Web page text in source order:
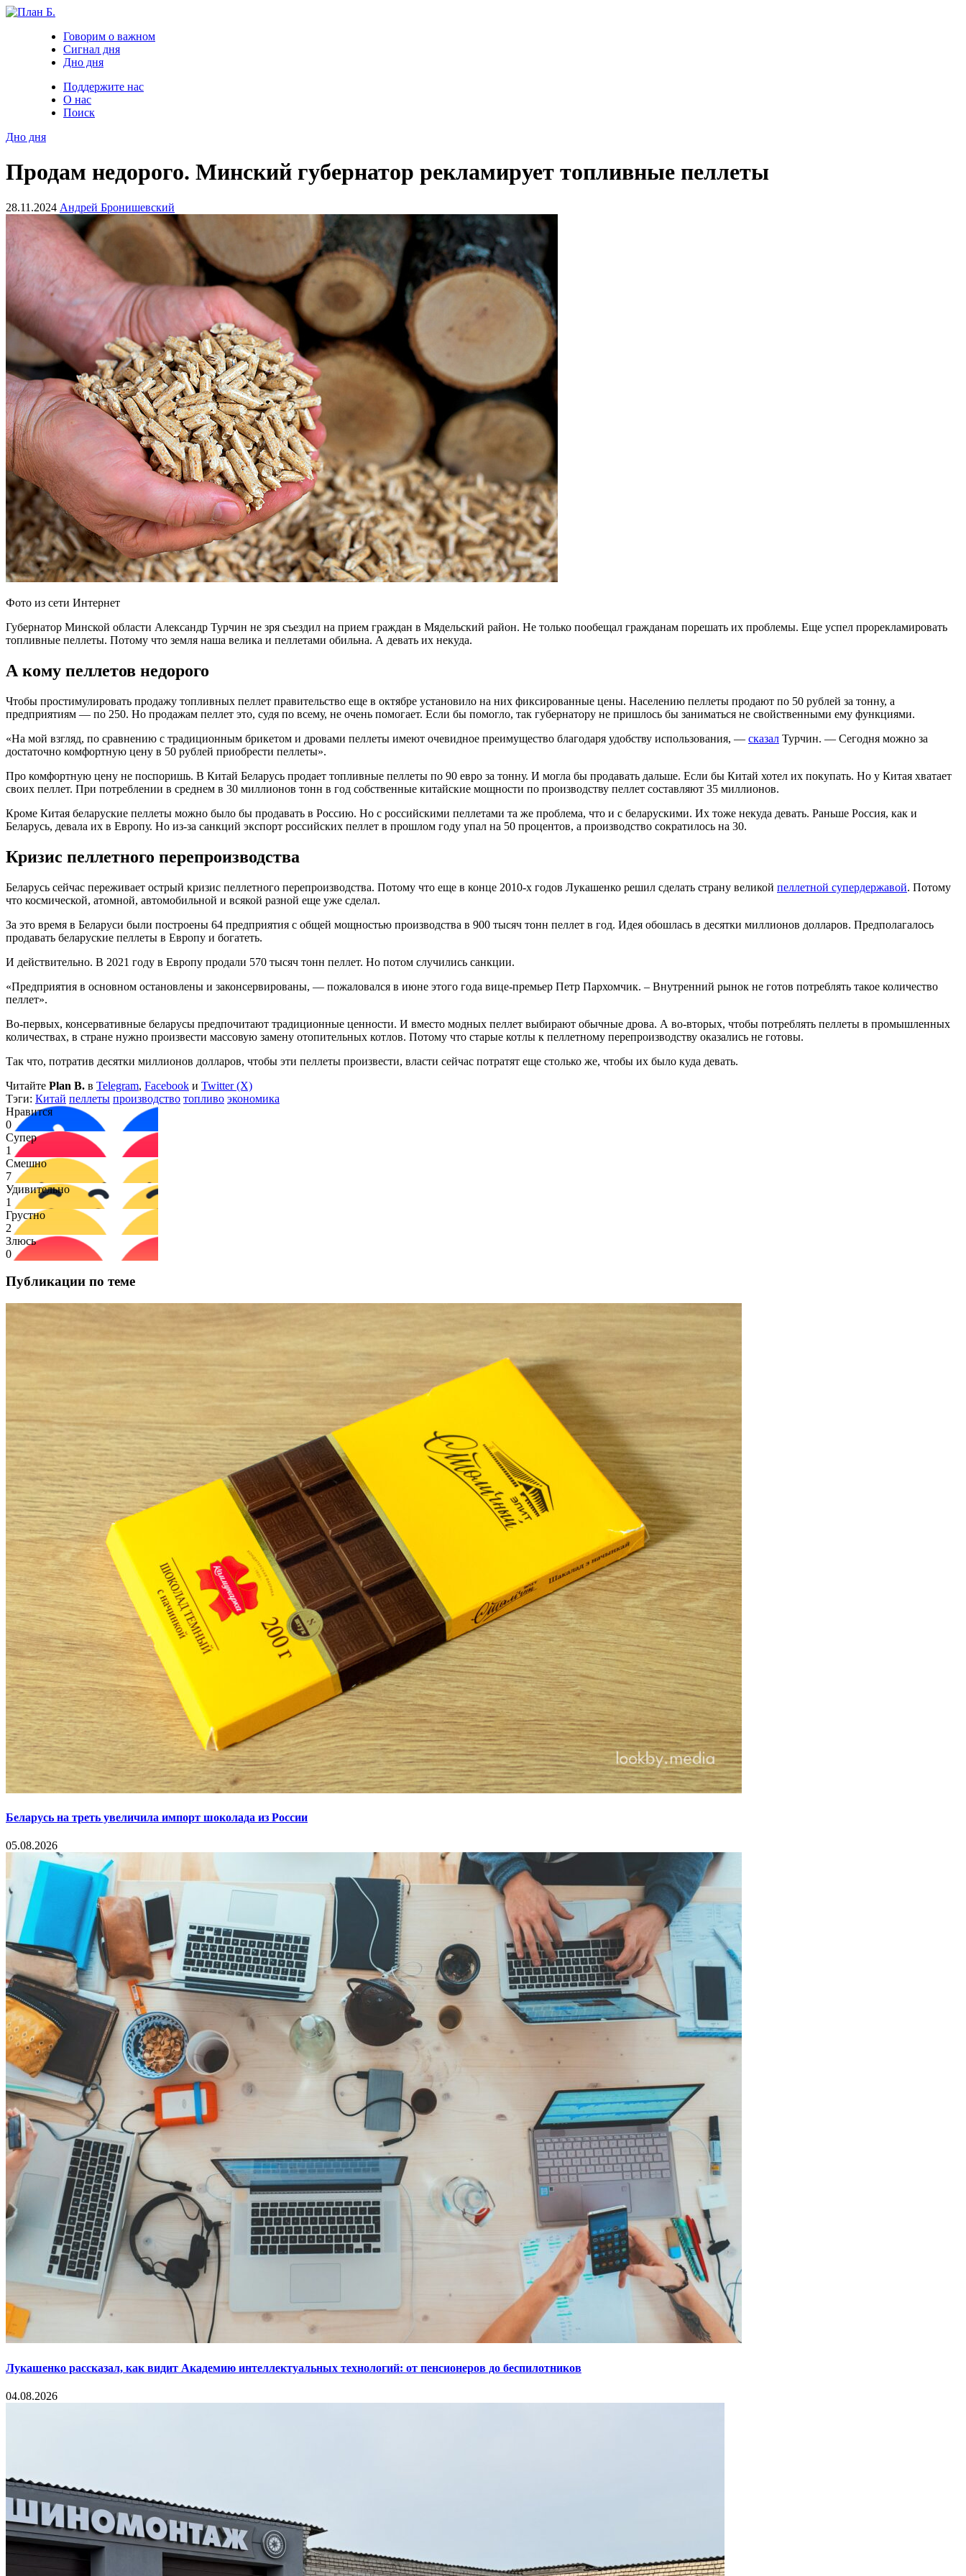
Говорим о важном
Сигнал дня
Дно дня
Поддержите нас
О нас
Поиск
Дно дня
Продам недорого. Минский губернатор рекламирует топливные пеллеты
28.11.2024 Андрей Бронишевский
Фото из сети Интернет
Губернатор Минской области Александр Турчин не зря съездил на прием граждан в Мядельский район. Не только пообещал гражданам порешать их проблемы. Еще успел прорекламировать
топливные пеллеты. Потому что земля наша велика и пеллетами обильна. А девать их некуда.
А кому пеллетов недорого
Чтобы простимулировать продажу топливных пеллет правительство еще в октябре установило на них фиксированные цены. Населению пеллеты продают по 50 рублей за тонну, а
предприятиям — по 250. Но продажам пеллет это, судя по всему, не очень помогает. Если бы помогло, так губернатору не пришлось бы заниматься не свойственными ему функциями.
«На мой взгляд, по сравнению с традиционным брикетом и дровами пеллеты имеют очевидное преимущество благодаря удобству использования, — сказал Турчин. — Сегодня можно за
достаточно комфортную цену в 50 рублей приобрести пеллеты».
Про комфортную цену не поспоришь. В Китай Беларусь продает топливные пеллеты по 90 евро за тонну. И могла бы продавать дальше. Если бы Китай хотел их покупать. Но у Китая хватает
своих пеллет. При потреблении в среднем в 30 миллионов тонн в год собственные китайские мощности по производству пеллет составляют 35 миллионов.
Кроме Китая беларуские пеллеты можно было бы продавать в Россию. Но с российскими пеллетами та же проблема, что и с беларускими. Их тоже некуда девать. Раньше Россия, как и
Беларусь, девала их в Европу. Но из-за санкций экспорт российских пеллет в прошлом году упал на 50 процентов, а производство сократилось на 30.
Кризис пеллетного перепроизводства
Беларусь сейчас переживает острый кризис пеллетного перепроизводства. Потому что еще в конце 2010-х годов Лукашенко решил сделать страну великой пеллетной супердержавой. Потому
что космической, атомной, автомобильной и всякой разной еще уже сделал.
За это время в Беларуси были построены 64 предприятия с общей мощностью производства в 900 тысяч тонн пеллет в год. Идея обошлась в десятки миллионов долларов. Предполагалось
продавать беларуские пеллеты в Европу и богатеть.
И действительно. В 2021 году в Европу продали 570 тысяч тонн пеллет. Но потом случились санкции.
«Предприятия в основном остановлены и законсервированы, — пожаловался в июне этого года вице-премьер Петр Пархомчик. – Внутренний рынок не готов потреблять такое количество
пеллет».
Во-первых, консервативные беларусы предпочитают традиционные ценности. И вместо модных пеллет выбирают обычные дрова. А во-вторых, чтобы потреблять пеллеты в промышленных
количествах, в стране нужно произвести массовую замену отопительных котлов. Потому что старые котлы к пеллетному перепроизводству оказались не готовы.
Так что, потратив десятки миллионов долларов, чтобы эти пеллеты произвести, власти сейчас потратят еще столько же, чтобы их было куда девать.
Читайте Plan B. в Telegram, Facebook и Twitter (X)
Тэги: Китай пеллеты производство топливо экономика
Нравится
0
Супер
1
Смешно
7
Удивительно
1
Грустно
2
Злюсь
0
Публикации по теме
Беларусь на треть увеличила импорт шоколада из России
05.08.2026
Лукашенко рассказал, как видит Академию интеллектуальных технологий: от пенсионеров до беспилотников
04.08.2026